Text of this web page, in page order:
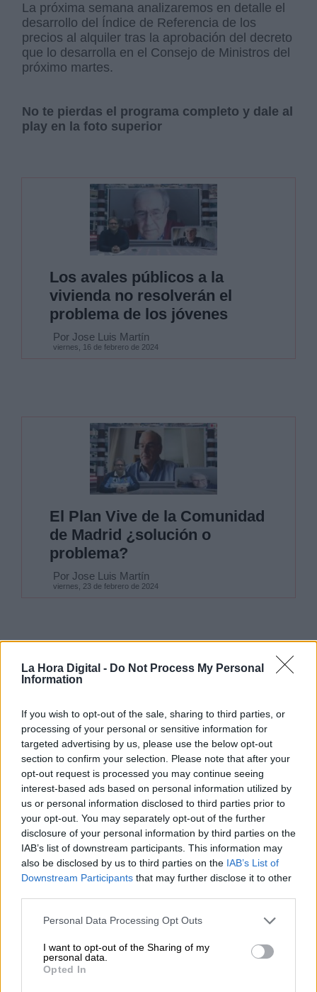
La Hora Digital - Do Not Process My Personal
Information
If you wish to opt-out of the sale, sharing to third parties, or
processing of your personal or sensitive information for
targeted advertising by us, please use the below opt-out
section to confirm your selection. Please note that after your
opt-out request is processed you may continue seeing
interest-based ads based on personal information utilized by
us or personal information disclosed to third parties prior to
your opt-out. You may separately opt-out of the further
disclosure of your personal information by third parties on the
IAB’s list of downstream participants. This information may
also be disclosed by us to third parties on the IAB’s List of
Downstream Participants that may further disclose it to other
Personal Data Processing Opt Outs
I want to opt-out of the Sharing of my
personal data.
Opted In
La próxima semana analizaremos en detalle el
desarrollo del Índice de Referencia de los
precios al alquiler tras la aprobación del decreto
que lo desarrolla en el Consejo de Ministros del
próximo martes.
No te pierdas el programa completo y dale al
play en la foto superior
Los avales públicos a la
vivienda no resolverán el
problema de los jóvenes
Por Jose Luis Martín
viernes, 16 de febrero de 2024
El Plan Vive de la Comunidad
de Madrid ¿solución o
problema?
Por Jose Luis Martín
viernes, 23 de febrero de 2024
Analizamos el nuevo Índice de
Precios de Referencia
Por Jose Luis Martín
viernes, 1 de marzo de 2024
OPINIONES DIVERSAS
¿La ciudadanía de Occidente
es consciente del riesgo de